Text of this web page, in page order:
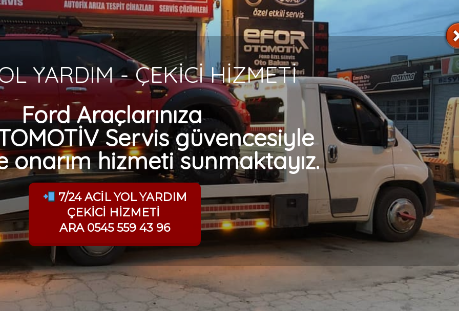
please visit the Comments screen in the dashboard.
işaretlenmişlerdir
YARDIM - ÇEKİCİ HİZMETİ
Ford Araçlarınıza
Servis güvencesiyle
onarım hizmeti sunmaktayız.
7/24 ACİL YOL YARDIM
ÇEKİCİ HİZMETİ
ARA 0545 559 43 96